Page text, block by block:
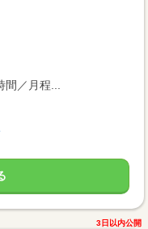
／月程...
3日以内公開